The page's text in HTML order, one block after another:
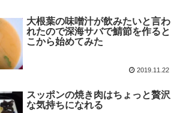
大根葉の味噌汁が飲みたいと言わ
れたので深海サバで鯖節を作ると
こから始めてみた
2019.11.22
スッポンの焼き肉はちょっと贅沢
な気持ちになれる